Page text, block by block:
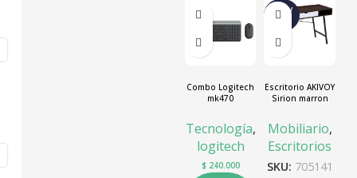
Combo Logitech
mk470
Tecnología,
logitech
$240.000
NUEV
O
Escritorio AKIVOY
Sirion marron
Mobiliario,
Escritorios
SKU: 705141